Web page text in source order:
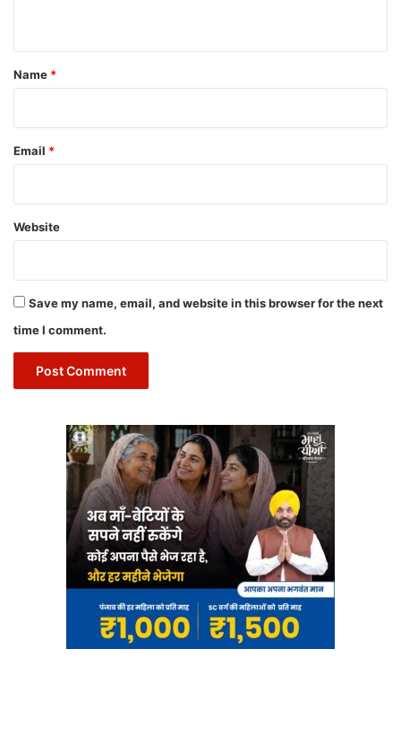
*
Name *
Email *
Website
Save my name, email, and website in this browser for the next
time I comment.